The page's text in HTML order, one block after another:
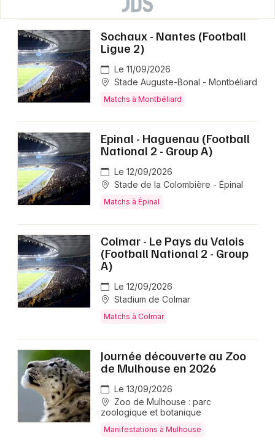
Sochaux - Nantes (Football
Ligue 2)
Le 11/09/2026
Stade Auguste-Bonal - Montbéliard
Matchs à Montbéliard
Epinal - Haguenau (Football
National 2 - Group A)
Le 12/09/2026
Stade de la Colombière - Épinal
Matchs à Épinal
Colmar - Le Pays du Valois
(Football National 2 - Group
A)
Le 12/09/2026
Stadium de Colmar
Matchs à Colmar
Journée découverte au Zoo
de Mulhouse en 2026
Le 13/09/2026
Zoo de Mulhouse : parc
zoologique et botanique
Manifestations à Mulhouse